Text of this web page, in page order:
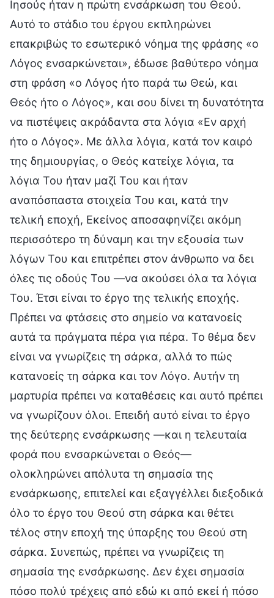
Ιησούς ήταν η πρώτη ενσάρκωση του Θεού.
Αυτό το στάδιο του έργου εκπληρώνει
επακριβώς το εσωτερικό νόημα της φράσης «ο
Λόγος ενσαρκώνεται», έδωσε βαθύτερο νόημα
στη φράση «ο Λόγος ήτο παρά τω Θεώ, και
Θεός ήτο ο Λόγος», και σου δίνει τη δυνατότητα
να πιστέψεις ακράδαντα στα λόγια «Εν αρχή
ήτο ο Λόγος». Με άλλα λόγια, κατά τον καιρό
της δημιουργίας, ο Θεός κατείχε λόγια, τα
λόγια Του ήταν μαζί Του και ήταν
αναπόσπαστα στοιχεία Του και, κατά την
τελική εποχή, Εκείνος αποσαφηνίζει ακόμη
περισσότερο τη δύναμη και την εξουσία των
λόγων Του και επιτρέπει στον άνθρωπο να δει
όλες τις οδούς Του —να ακούσει όλα τα λόγια
Του. Έτσι είναι το έργο της τελικής εποχής.
Πρέπει να φτάσεις στο σημείο να κατανοείς
αυτά τα πράγματα πέρα για πέρα. Το θέμα δεν
είναι να γνωρίζεις τη σάρκα, αλλά το πώς
κατανοείς τη σάρκα και τον Λόγο. Αυτήν τη
μαρτυρία πρέπει να καταθέσεις και αυτό πρέπει
να γνωρίζουν όλοι. Επειδή αυτό είναι το έργο
της δεύτερης ενσάρκωσης —και η τελευταία
φορά που ενσαρκώνεται ο Θεός—
ολοκληρώνει απόλυτα τη σημασία της
ενσάρκωσης, επιτελεί και εξαγγέλλει διεξοδικά
όλο το έργο του Θεού στη σάρκα και θέτει
τέλος στην εποχή της ύπαρξης του Θεού στη
σάρκα. Συνεπώς, πρέπει να γνωρίζεις τη
σημασία της ενσάρκωσης. Δεν έχει σημασία
πόσο πολύ τρέχεις από εδώ κι από εκεί ή πόσο